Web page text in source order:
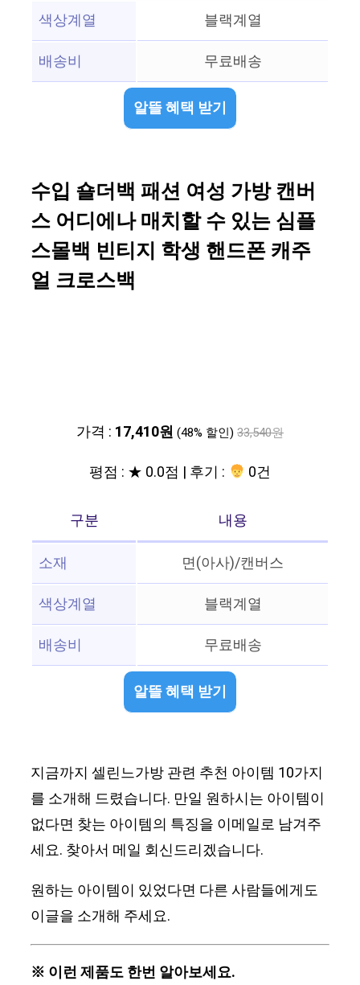
색상계열
블랙계열
배송비
무료배송
알뜰 혜택 받기
수입 숄더백 패션 여성 가방 캔버
스 어디에나 매치할 수 있는 심플
스몰백 빈티지 학생 핸드폰 캐주
얼 크로스백
가격 : 17,410원 (48% 할인) 33,540원
평점 : ★ 0.0점 | 후기 : 0건
구분
내용
소재
면(아사)/캔버스
색상계열
블랙계열
배송비
무료배송
알뜰 혜택 받기
지금까지 셀린느가방 관련 추천 아이템 10가지
를 소개해 드렸습니다. 만일 원하시는 아이템이
없다면 찾는 아이템의 특징을 이메일로 남겨주
세요. 찾아서 메일 회신드리겠습니다.
원하는 아이템이 있었다면 다른 사람들에게도
이글을 소개해 주세요.
※ 이런 제품도 한번 알아보세요.